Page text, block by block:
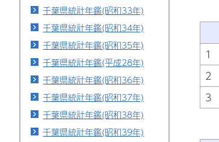
千葉県統計年鑑(昭和33年)
千葉県統計年鑑(昭和34年)
千葉県統計年鑑(昭和35年)
千葉県統計年鑑(平成28年)
千葉県統計年鑑(昭和36年)
千葉県統計年鑑(昭和37年)
千葉県統計年鑑(昭和38年)
千葉県統計年鑑(昭和39年)
1
2
3